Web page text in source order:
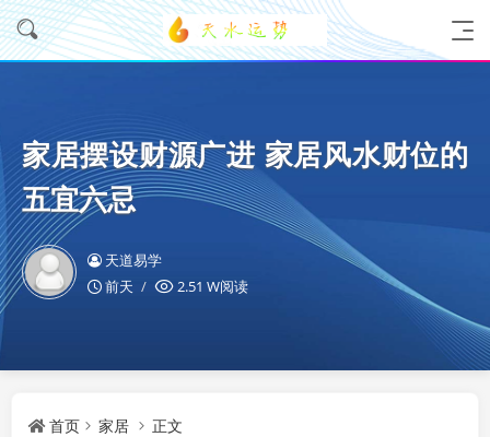
家居摆设财源广进 家居风水财位的
五宜六忌
天道易学
前天
2.51 W阅读
首页 家居 正文